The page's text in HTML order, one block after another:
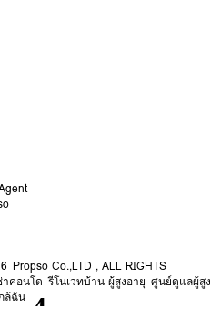
Propso Co.,LTD , ALL RIGHTS
าคอนโด รีโนเวทบ้าน ผู้สูงอายุ ศูนย์ดูแลผู้สูง
ล้ฉัน